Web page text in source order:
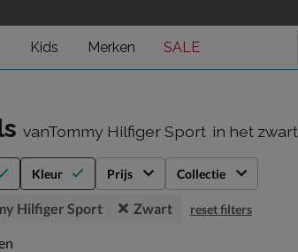
Kids Merken SALE
vanTommy Hilfiger Sport in het zwart
Kleur Prijs Collectie
Hilfiger Sport Zwart reset filters